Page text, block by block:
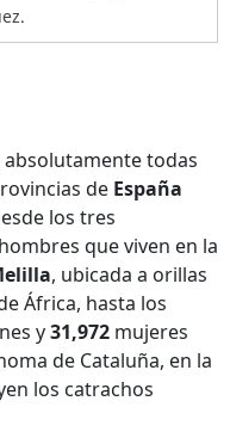
absolutamente todas
de España
los tres
que viven en la
, ubicada a orillas
África, hasta los
y31,972 mujeres
de Cataluña, en la
los catrachos